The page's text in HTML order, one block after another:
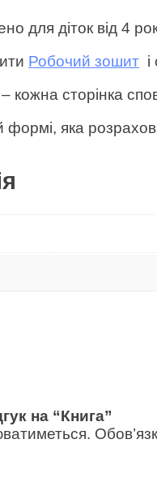
для діток від 4
Робочий зошит
кожна сторінка
формі, яка
на “Книга”